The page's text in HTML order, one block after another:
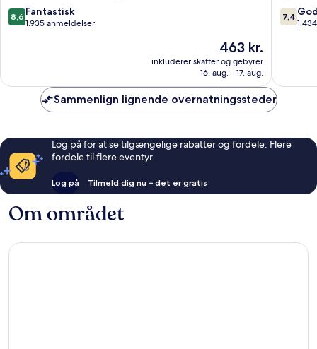
8.6
ud
anmeldelser
8,6 Fantastisk
1.935 anmeldelser
Prisen
463 kr.
463 kr.
inkluderer skatter og gebyrer
16. aug. - 17. aug.
7.4
ud
7,4
Sammenlign lignende overnatningssteder
Log på for at se tilgængelige rabatter og fordele. Flere
fordele til flere eventyr.
Log på Tilmeld dig nu – det er gratis
Om området